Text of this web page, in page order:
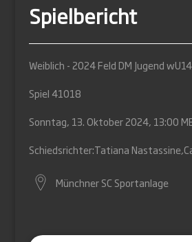
Spielbericht
Weiblich - 2024 Feld DM Jugend wU14
Spiel 41018
Sonntag, 13. Oktober 2024, 13:00
Schiedsrichter:Tatiana Nastassine,
Münchner SC Sportanlage